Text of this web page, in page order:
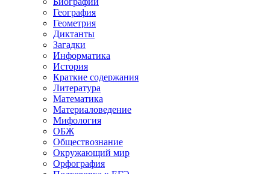
География
Геометрия
Диктанты
Загадки
Информатика
История
Краткие содержания
Литература
Математика
Материаловедение
Мифология
ОБЖ
Обществознание
Окружающий мир
Орфография